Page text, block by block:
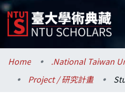
Communities & Collections
Research Outputs
Home
Project / 研究計畫